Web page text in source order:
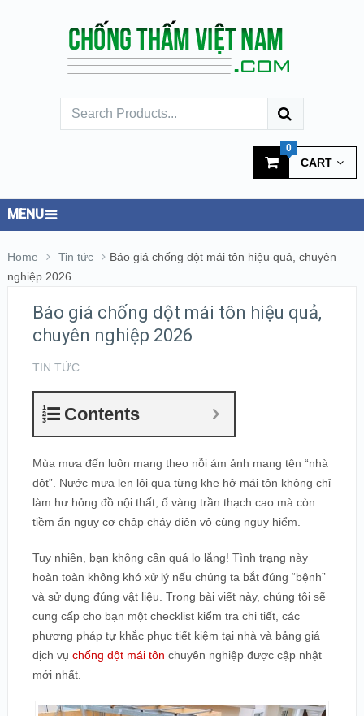
CART
0
MENU
Home Tin tức
Báo giá chống dột mái tôn hiệu quả, chuyên
nghiệp 2026
Báo giá chống dột mái tôn hiệu quả,
chuyên nghiệp 2026
TIN TỨC
Contents
Mùa mưa đến luôn mang theo nỗi ám ảnh mang tên “nhà
dột”. Nước mưa len lỏi qua từng khe hở mái tôn không chỉ
làm hư hỏng đồ nội thất, ố vàng trần thạch cao mà còn
tiềm ẩn nguy cơ chập cháy điện vô cùng nguy hiểm.
Tuy nhiên, bạn không cần quá lo lắng! Tình trạng này
hoàn toàn không khó xử lý nếu chúng ta bắt đúng “bệnh”
và sử dụng đúng vật liệu. Trong bài viết này, chúng tôi sẽ
cung cấp cho bạn một checklist kiểm tra chi tiết, các
phương pháp tự khắc phục tiết kiệm tại nhà và bảng giá
dịch vụ chống dột mái tôn chuyên nghiệp được cập nhật
mới nhất.